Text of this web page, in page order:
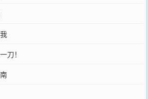
刀！